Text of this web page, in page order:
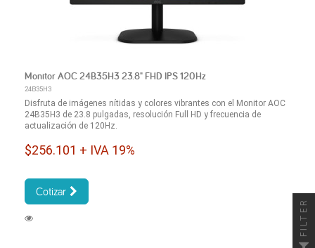
Monitor AOC 24B35H3 23.8" FHD IPS 120Hz
24B35H3
Disfruta de imágenes nítidas y colores vibrantes con el Monitor AOC
24B35H3 de 23.8 pulgadas, resolución Full HD y frecuencia de
actualización de 120Hz.
$256.101 + IVA 19%
Cotizar
FILTER